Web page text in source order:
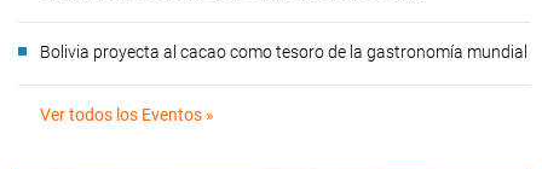
Bolivia proyecta al cacao como tesoro de la gastronomía mundial
Ver todos los Eventos »